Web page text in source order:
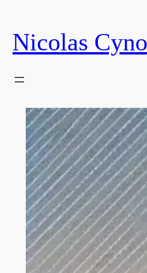
content
Nicolas